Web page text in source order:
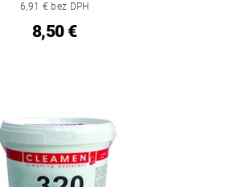
6,91 € bez DPH
8,50 €